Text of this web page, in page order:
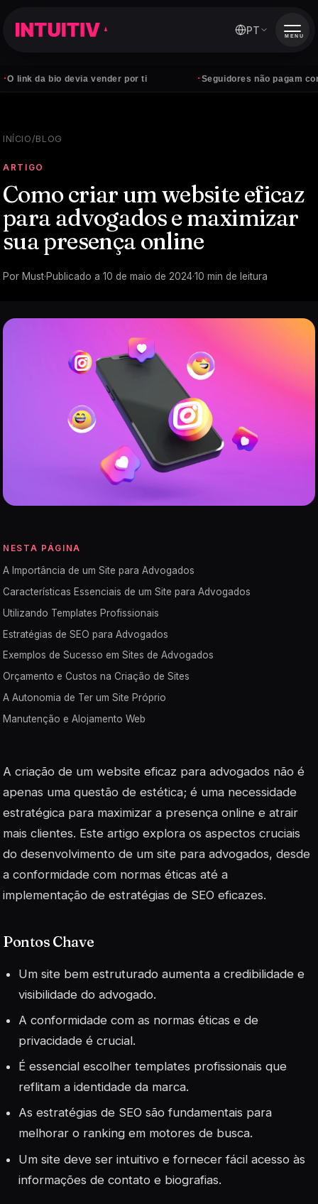
devia vender por ti Seguidores não pagam contas —
PT MENU
INÍCIO/BLOG
ARTIGO
Como criar um website eficaz
para advogados e maximizar
sua presença online
Por Must·Publicado a 10 de maio de 2024·10 min de leitura
NESTA PÁGINA
A Importância de um Site para Advogados
Características Essenciais de um Site para Advogados
Utilizando Templates Profissionais
Estratégias de SEO para Advogados
Exemplos de Sucesso em Sites de Advogados
Orçamento e Custos na Criação de Sites
A Autonomia de Ter um Site Próprio
Manutenção e Alojamento Web
A criação de um website eficaz para advogados não é
apenas uma questão de estética; é uma necessidade
estratégica para maximizar a presença online e atrair
mais clientes. Este artigo explora os aspectos cruciais
do desenvolvimento de um site para advogados, desde
a conformidade com normas éticas até a
implementação de estratégias de SEO eficazes.
Pontos Chave
Um site bem estruturado aumenta a credibilidade e
visibilidade do advogado.
A conformidade com as normas éticas e de
privacidade é crucial.
É essencial escolher templates profissionais que
reflitam a identidade da marca.
As estratégias de SEO são fundamentais para
melhorar o ranking em motores de busca.
Um site deve ser intuitivo e fornecer fácil acesso às
informações de contato e biografias.